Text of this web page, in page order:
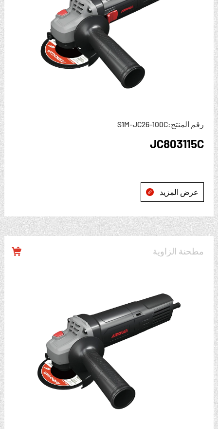
رقم المنتج:S1M-JC26-100C
JC803115C
عرض المزيد 
مطحنة الزاوية 